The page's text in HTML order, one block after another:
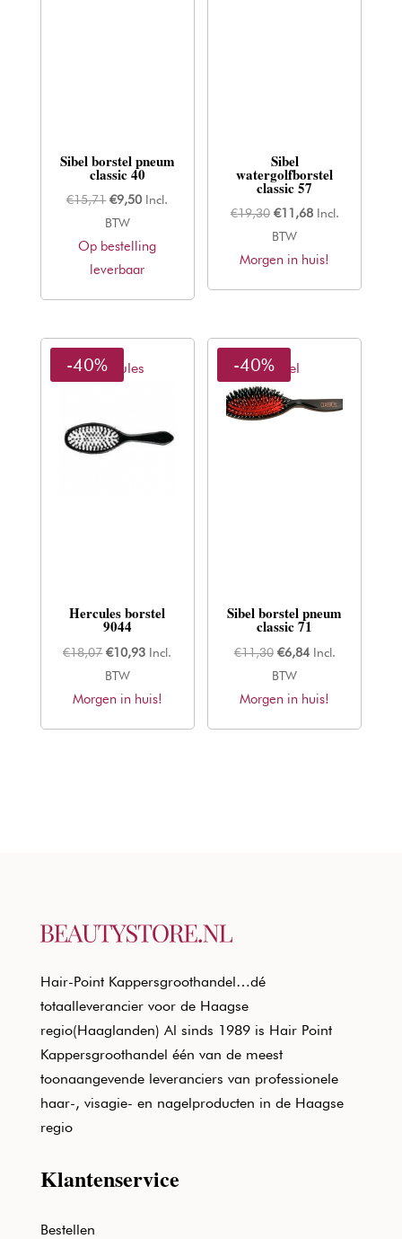
Sibel borstel pneum
classic 40
€15,71 Oorspronkelijke
prijs
was:
€15,71.
€9,50Huidige
is:
€9,50.
Incl.
BTW
Op bestelling
leverbaar
Sibel
watergolfborstel
classic 57
€19,30 Oorspronkelijke
prijs
was:
€11,68Huidige
is:
Incl.
BTW
Morgen in huis!
Hercules
-40%
Hercules borstel
9044
€18,07 Oorspronkelijke
prijs
was:
€10,93Huidige
is:
Incl.
BTW
Morgen in huis!
Sibel
-40%
Sibel borstel pneum
classic 71
€11,30 Oorspronkelijke
prijs
was:
€6,84Huidige
is:
Incl.
BTW
Morgen in huis!
Hair-Point Kappersgroothandel…dé
totaalleverancier voor de Haagse
regio(Haaglanden) Al sinds 1989 is Hair Point
Kappersgroothandel één van de meest
toonaangevende leveranciers van professionele
haar-, visagie- en nagelproducten in de Haagse
regio
Klantenservice
Bestellen